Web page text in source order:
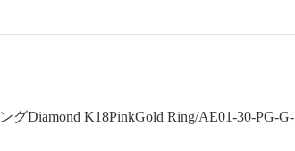
グDiamond K18PinkGold Ring/AE01-30-PG-G-